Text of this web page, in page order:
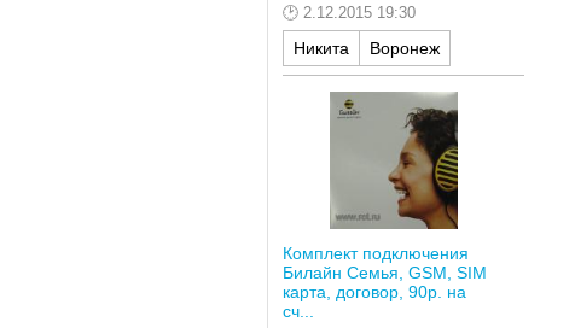
2.12.2015 19:30
Никита Воронеж
Комплект подключения
Билайн Семья, GSM, SIM
карта, договор, 90р. на
сч...